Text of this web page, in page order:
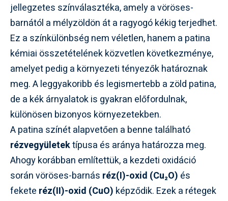
jellegzetes színválasztéka, amely a vöröses-
barnától a mélyzöldön át a ragyogó kékig terjedhet.
Ez a színkülönbség nem véletlen, hanem a patina
kémiai összetételének közvetlen következménye,
amelyet pedig a környezeti tényezők határoznak
meg. A leggyakoribb és legismertebb a zöld patina,
de a kék árnyalatok is gyakran előfordulnak,
különösen bizonyos környezetekben.
A patina színét alapvetően a benne található
rézvegyületektípusa és aránya határozza meg.
Ahogy korábban említettük, a kezdeti oxidáció
során vöröses-barnás réz(I)-oxid (Cu₂O) és
fekete réz(II)-oxid (CuO) képződik. Ezek a rétegek